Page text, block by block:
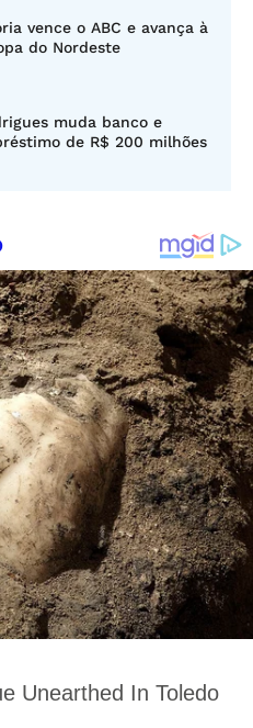
vence o ABC e avança à
do Nordeste
muda banco e
de R$ 200 milhões